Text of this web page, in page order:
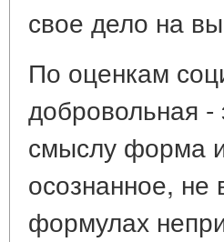
свое дело на
По оценкам
добровольная -
смыслу форма и
осознанное, не
формулах